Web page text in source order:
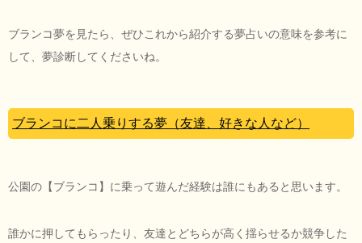
ブランコ夢を見たら、ぜひこれから紹介する夢占いの意味を参考に
して、夢診断してくださいね。
ブランコに二人乗りする夢（友達、好きな人など）
公園の【ブランコ】に乗って遊んだ経験は誰にもあると思います。
誰かに押してもらったり、友達とどちらが高く揺らせるか競争した